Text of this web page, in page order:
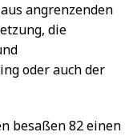
angrenzenden
die
oder auch der
besaßen 82 einen